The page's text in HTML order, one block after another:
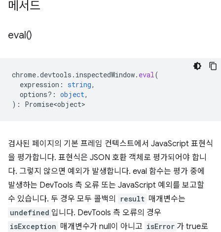
메서드
eval()
chrome.devtools . inspectedWindow. eval(
expression : string,
options? : object,
) : Promise<object>
검사된 페이지의 기본 프레임 컨텍스트에서 JavaScript 표현식
을 평가합니다. 표현식은 JSON 호환 객체로 평가되어야 합니
다. 그렇지 않으면 예외가 발생합니다. eval 함수는 평가 중에
발생하는 DevTools 측 오류 또는 JavaScript 예외를 보고할
수 있습니다. 두 경우 모두 콜백의
result 매개변수는
undefined 입니다. DevTools 측 오류의 경우
isException 매개변수가 null이 아니고 isError 가 true로